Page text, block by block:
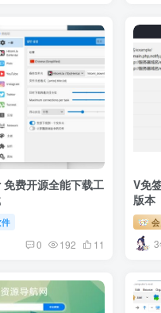
费开源全能下载工
0 192 11
V免
版本
会